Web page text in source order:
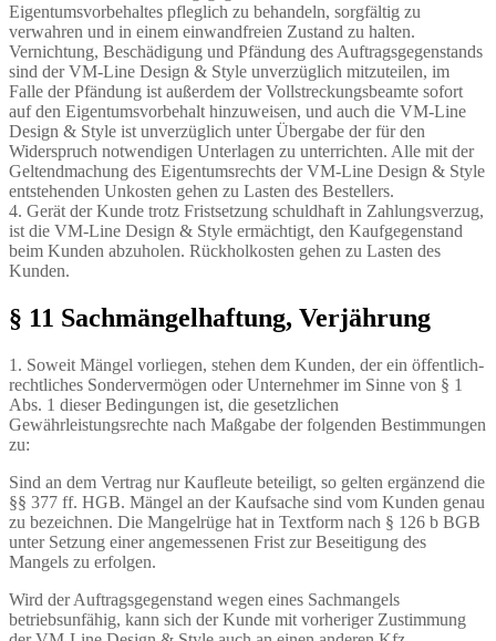
Eigentumsvorbehaltes pfleglich zu behandeln, sorgfältig zu
verwahren und in einem einwandfreien Zustand zu halten.
Vernichtung, Beschädigung und Pfändung des Auftragsgegenstands
sind der VM-Line Design & Style unverzüglich mitzuteilen, im
Falle der Pfändung ist außerdem der Vollstreckungsbeamte sofort
auf den Eigentumsvorbehalt hinzuweisen, und auch die VM-Line
Design & Style ist unverzüglich unter Übergabe der für den
Widerspruch notwendigen Unterlagen zu unterrichten. Alle mit der
Geltendmachung des Eigentumsrechts der VM-Line Design & Style
entstehenden Unkosten gehen zu Lasten des Bestellers.
4. Gerät der Kunde trotz Fristsetzung schuldhaft in Zahlungsverzug,
ist die VM-Line Design & Style ermächtigt, den Kaufgegenstand
beim Kunden abzuholen. Rückholkosten gehen zu Lasten des
Kunden.
§ 11 Sachmängelhaftung, Verjährung
1. Soweit Mängel vorliegen, stehen dem Kunden, der ein öffentlich-
rechtliches Sondervermögen oder Unternehmer im Sinne von § 1
Abs. 1 dieser Bedingungen ist, die gesetzlichen
Gewährleistungsrechte nach Maßgabe der folgenden Bestimmungen
zu:
Sind an dem Vertrag nur Kaufleute beteiligt, so gelten ergänzend die
§§ 377 ff. HGB. Mängel an der Kaufsache sind vom Kunden genau
zu bezeichnen. Die Mangelrüge hat in Textform nach § 126 b BGB
unter Setzung einer angemessenen Frist zur Beseitigung des
Mangels zu erfolgen.
Wird der Auftragsgegenstand wegen eines Sachmangels
betriebsunfähig, kann sich der Kunde mit vorheriger Zustimmung